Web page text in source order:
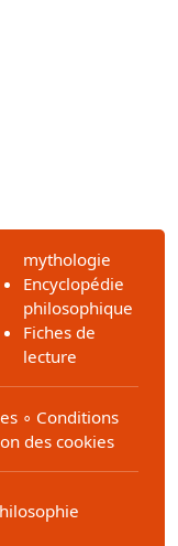
mythologie
Encyclopédie
philosophique
Fiches de
lecture
∘ Conditions
des cookies